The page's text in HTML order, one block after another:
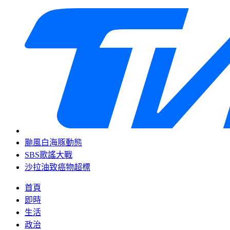
颱風白海豚動態
SBS歌謠大戰
沙拉油致癌物超標
首頁
即時
生活
政治